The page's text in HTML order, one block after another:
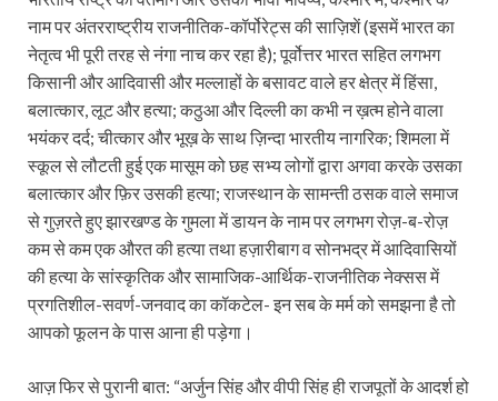
नाम पर अंतरराष्ट्रीय राजनीतिक-कॉर्पोरेट्स की साज़िशें (इसमें भारत का
नेतृत्व भी पूरी तरह से नंगा नाच कर रहा है); पूर्वोत्तर भारत सहित लगभग
किसानी और आदिवासी और मल्लाहों के बसावट वाले हर क्षेत्र में हिंसा,
बलात्कार, लूट और हत्या; कठुआ और दिल्ली का कभी न ख़त्म होने वाला
भयंकर दर्द; चीत्कार और भूख़ के साथ ज़िन्दा भारतीय नागरिक; शिमला में
स्कूल से लौटती हुई एक मासूम को छह सभ्य लोगों द्वारा अगवा करके उसका
बलात्कार और फ़िर उसकी हत्या; राजस्थान के सामन्ती ठसक वाले समाज
से गुज़रते हुए झारखण्ड के गुमला में डायन के नाम पर लगभग रोज़-ब-रोज़
कम से कम एक औरत की हत्या तथा हज़ारीबाग व सोनभद्र में आदिवासियों
की हत्या के सांस्कृतिक और सामाजिक-आर्थिक-राजनीतिक नेक्सस में
प्रगतिशील-सवर्ण-जनवाद का कॉकटेल- इन सब के मर्म को समझना है तो
आपको फूलन के पास आना ही पड़ेगा।
आज़ फिर से पुरानी बात: “अर्जुन सिंह और वीपी सिंह ही राजपूतों के आदर्श हो